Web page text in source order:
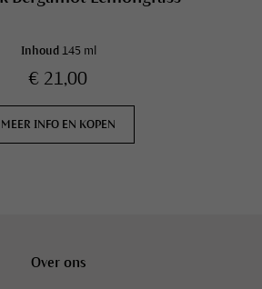
Inhoud 145 ml
€ 21,00
MEER INFO EN KOPEN
Over ons